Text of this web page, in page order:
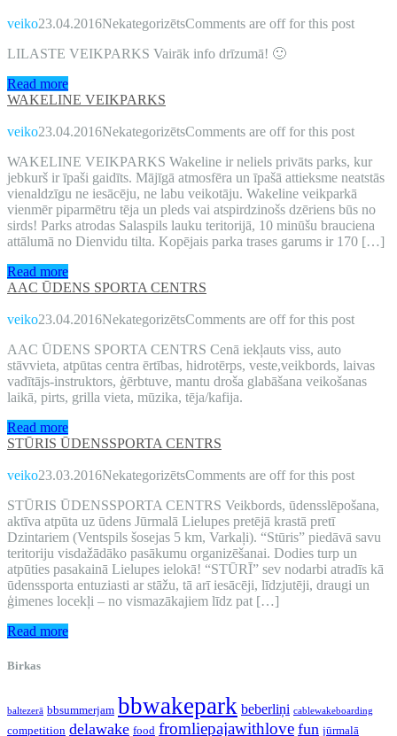
veiko23.04.2016NekategorizētsComments are off for this post
LILASTE VEIKPARKS Vairāk info drīzumā! 🙂
Read more
WAKELINE VEIKPARKS
veiko23.04.2016NekategorizētsComments are off for this post
WAKELINE VEIKPARKS Wakeline ir neliels privāts parks, kur
jebkurš ir īpaši gaidīts. Mājīgā atmosfēra un īpašā attieksme neatstās
vienaldzīgu ne iesācēju, ne labu veikotāju. Wakeline veikparkā
vienmēr piparmētru tēja un pleds vai atspirdzinošs dzēriens būs no
sirds! Parks atrodas Salaspils lauku teritorijā, 10 minūšu brauciena
attālumā no Dienvidu tilta. Kopējais parka trases garums ir 170 […]
Read more
AAC ŪDENS SPORTA CENTRS
veiko23.04.2016NekategorizētsComments are off for this post
AAC ŪDENS SPORTA CENTRS Cenā iekļauts viss, auto
stāvvieta, atpūtas centra ērtības, hidrotērps, veste,veikbords, laivas
vadītājs-instruktors, ģērbtuve, mantu droša glabāšana veikošanas
laikā, pirts, grilla vieta, mūzika, tēja/kafija.
Read more
STŪRIS ŪDENSSPORTA CENTRS
veiko23.03.2016NekategorizētsComments are off for this post
STŪRIS ŪDENSSPORTA CENTRS Veikbords, ūdensslēpošana,
aktīva atpūta uz ūdens Jūrmalā Lielupes pretējā krastā pretī
Dzintariem (Ventspils šosejas 5 km, Varkaļi). “Stūris” piedāvā savu
teritoriju visdažādāko pasākumu organizēšanai. Dodies turp un
atpūties pasakainā Lielupes ielokā! “STŪRĪ” sev nodarbi atradīs kā
ūdenssporta entuziasti ar stāžu, tā arī iesācēji, līdzjutēji, draugi un
ģimenes locekļi – no vismazākajiem līdz pat […]
Read more
Birkas
baltezerā bbsummerjam bbwakepark beberliņi cablewakeboarding
competition delawake food fromliepajawithlove fun jūrmalā